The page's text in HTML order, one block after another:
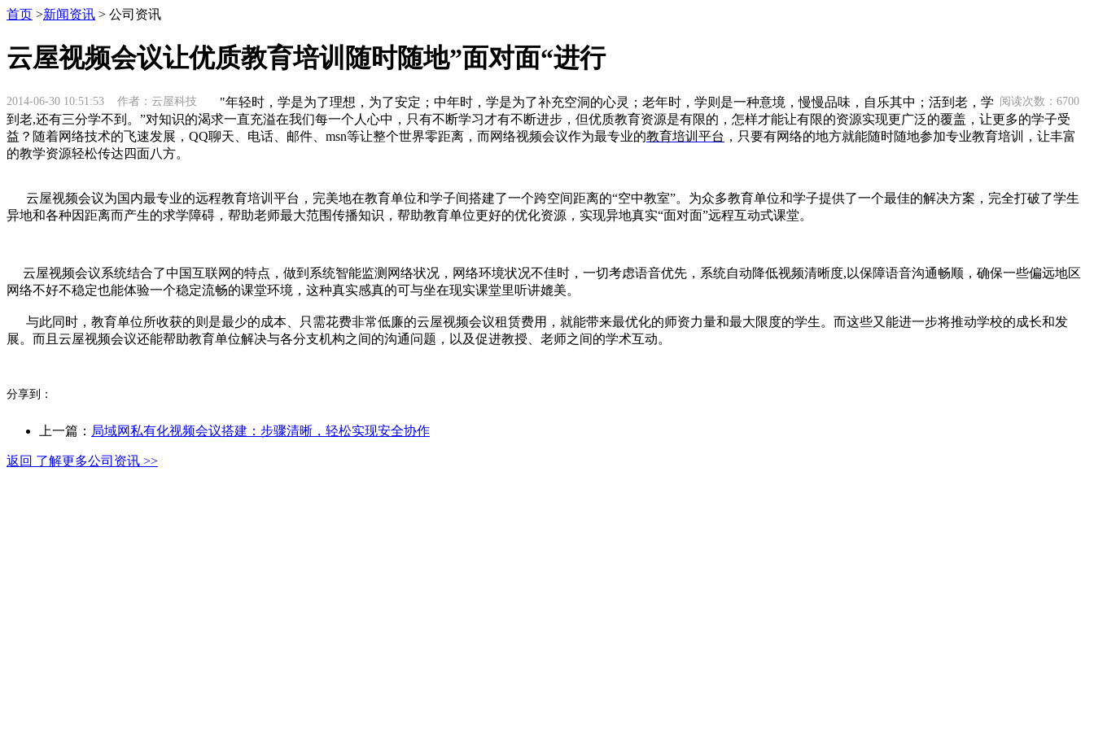
首页 >新闻资讯 > 公司资讯
云屋视频会议让优质教育培训随时随地”面对面“进行
2014-06-30 10:51:53 作者：云屋科技 阅读次数：6700
"年轻时，学是为了理想，为了安定；中年时，学是为了补充空洞的心灵；老年时，学则是一种意境，慢慢品味，自乐其中；活到老，学
到老,还有三分学不到。”对知识的渴求一直充溢在我们每一个人心中，只有不断学习才有不断进步，但优质教育资源是有限的，怎样才能让有限的资源实现更广泛的覆盖，让更多的学子受
益？随着网络技术的飞速发展，QQ聊天、电话、邮件、msn等让整个世界零距离，而网络视频会议作为最专业的教育培训平台 ，只要有网络的地方就能随时随地参加专业教育培训，让丰富
的教学资源轻松传达四面八方。
云屋视频会议为国内最专业的远程教育培训平台，完美地在教育单位和学子间搭建了一个跨空间距离的“空中教室”。为众多教育单位和学子提供了一个最佳的解决方案，完全打破了学生
异地和各种因距离而产生的求学障碍，帮助老师最大范围传播知识，帮助教育单位更好的优化资源，实现异地真实“面对面”远程互动式课堂。
云屋视频会议系统结合了中国互联网的特点，做到系统智能监测网络状况，网络环境状况不佳时，一切考虑语音优先，系统自动降低视频清晰度,以保障语音沟通畅顺，确保一些偏远地区
网络不好不稳定也能体验一个稳定流畅的课堂环境，这种真实感真的可与坐在现实课堂里听讲媲美。
与此同时，教育单位所收获的则是最少的成本、只需花费非常低廉的云屋视频会议租赁费用，就能带来最优化的师资力量和最大限度的学生。而这些又能进一步将推动学校的成长和发
展。而且云屋视频会议还能帮助教育单位解决与各分支机构之间的沟通问题，以及促进教授、老师之间的学术互动。
分享到：
上一篇： 局域网私有化视频会议搭建：步骤清晰，轻松实现安全协作
返回 了解更多公司资讯 >>